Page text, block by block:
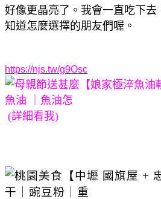
好像更晶亮了。我會一直吃下去
知道怎麼選擇的朋友們喔。
https://njs.tw/g9Osc
(詳細看我)